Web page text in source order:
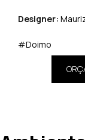
Designer:
#Doimo